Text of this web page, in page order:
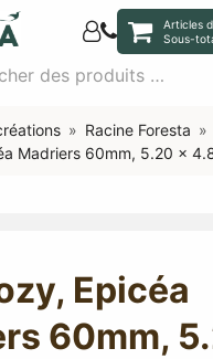
Articles
Sous-
Racine Foresta
Madriers 60mm, 5.20 x
Epicéa
60mm,